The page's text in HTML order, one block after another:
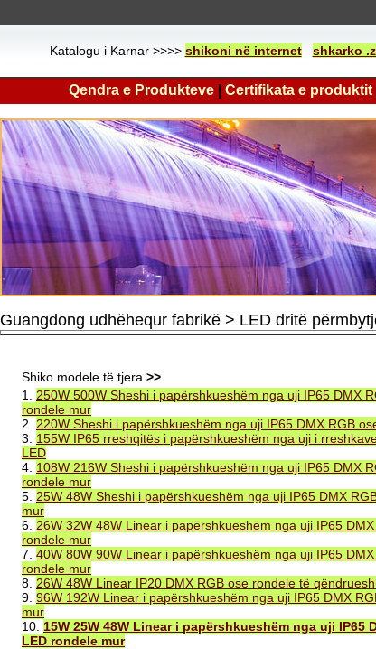
Katalogu i Karnar >>>> shikoni në internet shkarko
Qendra e Produkteve Certifikata e produktit
Guangdong udhëhequr fabrikë > LED dritë
Shiko modele të tjera >>
1. 250W 500W Sheshi i papërshkueshëm nga uji IP65 DMX
rondele mur
2. 220W Sheshi i papërshkueshëm nga uji IP65 DMX RGB
3. 155W IP65 rreshqitës i papërshkueshëm nga uji i
LED
4. 108W 216W Sheshi i papërshkueshëm nga uji IP65 DMX
rondele mur
5. 25W 48W Sheshi i papërshkueshëm nga uji IP65 DMX
mur
6. 26W 32W 48W Linear i papërshkueshëm nga uji IP65
rondele mur
7. 40W 80W 90W Linear i papërshkueshëm nga uji IP65
rondele mur
8. 26W 48W Linear IP20 DMX RGB ose rondele të
9. 96W 192W Linear i papërshkueshëm nga uji IP65 DMX
mur
10. 15W 25W 48W Linear i papërshkueshëm nga uji IP65
LED rondele mur